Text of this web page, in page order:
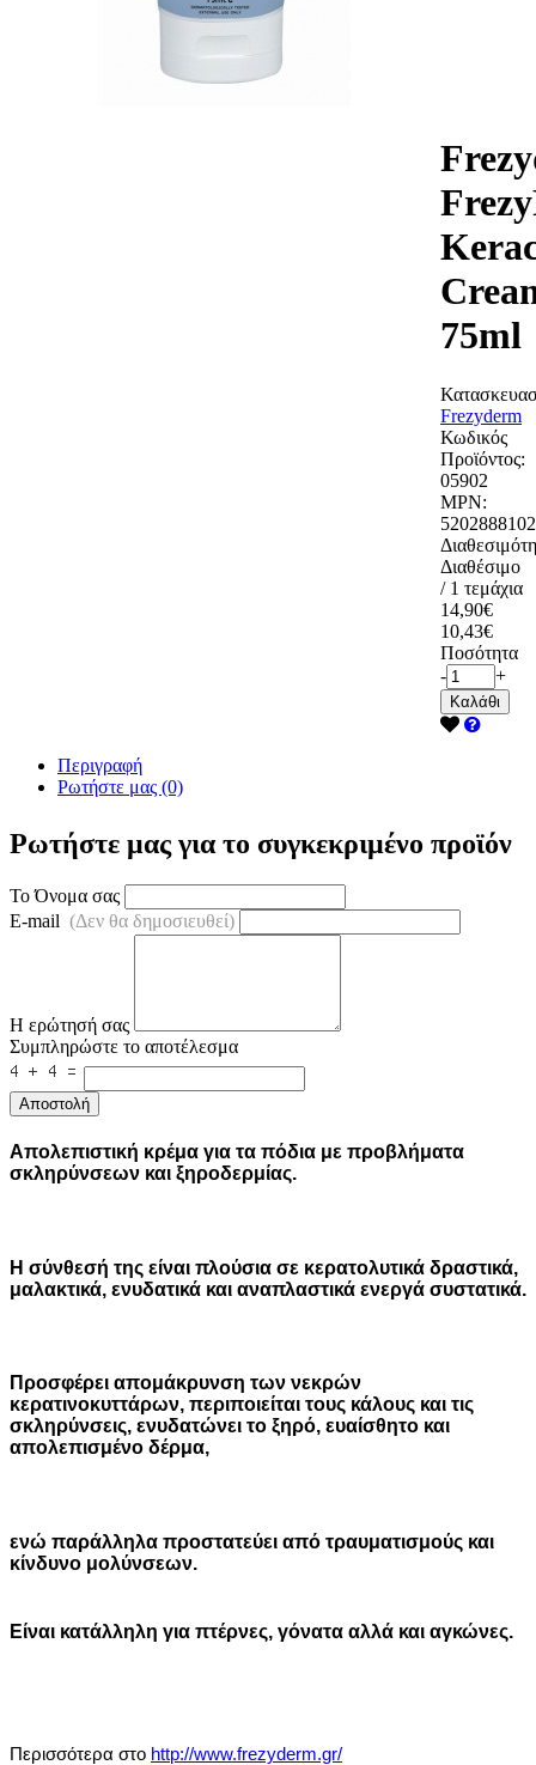
75ml
Frezyderm
Κωδικός
Προϊόντος:
05902
MPN:
Διαθέσιμο
/ 1 τεμάχια
14,90€
10,43€
Ποσότητα
-
+
Καλάθι
Περιγραφή
Ρωτήστε μας (0)
Ρωτήστε μας για το συγκεκριμένο προϊόν
Το Όνομα σας
E-mail (Δεν θα δημοσιευθεί)
Η ερώτησή σας
Συμπληρώστε το αποτέλεσμα
Αποστολή
Απολεπιστική κρέμα για τα πόδια με προβλήματα
σκληρύνσεων και ξηροδερμίας.
Η σύνθεσή της είναι πλούσια σε κερατολυτικά δραστικά,
μαλακτικά, ενυδατικά και αναπλαστικά ενεργά συστατικά.
Προσφέρει απομάκρυνση των νεκρών
κερατινοκυττάρων, περιποιείται τους κάλους και τις
σκληρύνσεις, ενυδατώνει το ξηρό, ευαίσθητο και
απολεπισμένο δέρμα,
ενώ παράλληλα προστατεύει από τραυματισμούς και
κίνδυνο μολύνσεων.
Είναι κατάλληλη για πτέρνες, γόνατα αλλά και αγκώνες.
Περισσότερα στο http://www.frezyderm.gr/